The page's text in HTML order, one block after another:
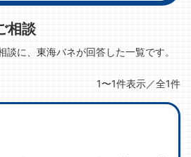
相談
に、東海バネが回答した一覧です。
1〜1件表示／全1件